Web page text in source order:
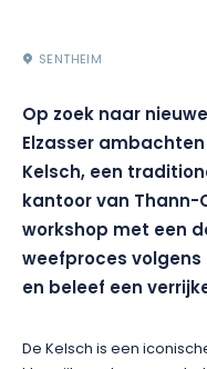
SENTHEIM
Op zoek naar
Elzasser
Kelsch, een
kantoor van Thann-
workshop met een
weefproces
en beleef een
De Kelsch is een